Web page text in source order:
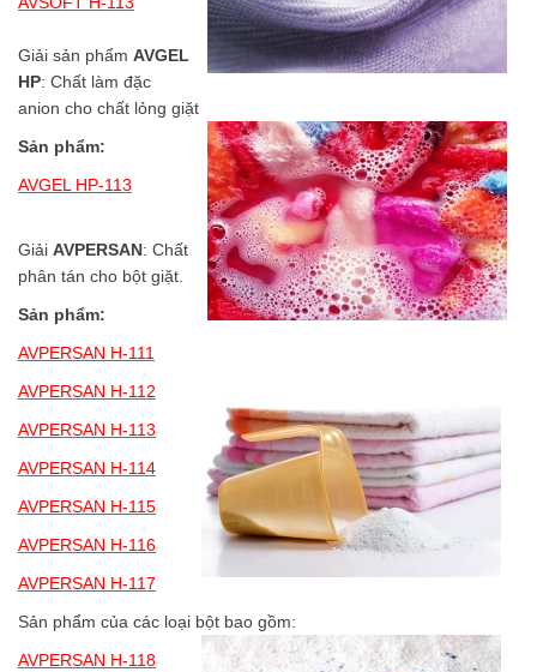
Giải sản phẩm AVGEL
HP: Chất làm đặc
anion cho chất lỏng giặt
Sản phẩm:
AVGEL HP-113
Giải AVPERSAN: Chất
phân tán cho bột giặt.
Sản phẩm:
AVPERSAN H-111
AVPERSAN H-112
AVPERSAN H-113
AVPERSAN H-114
AVPERSAN H-115
AVPERSAN H-116
AVPERSAN H-117
Sản phẩm của các loại bột bao gồm:
AVPERSAN H-118